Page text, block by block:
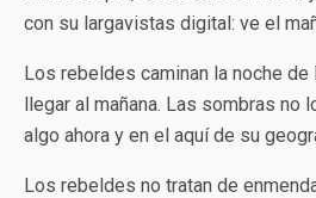
con su largavistas digital: ve el
Los rebeldes caminan la noche de
llegar al mañana. Las sombras no
algo ahora y en el aquí de su
Los rebeldes no tratan de